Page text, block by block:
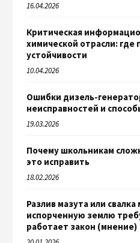
16.04.2026
Критическая
химической отрасли: где
устойчивости
10.04.2026
Ошибки дизель-
неисправностей и
19.03.2026
Почему школьникам
это исправить
18.02.2026
Разлив мазута или
испорченную землю
работает закон (мнение)